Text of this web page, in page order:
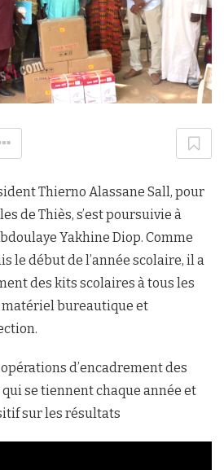
Thierno Alassane Sall, pour
de Thiès, s’est poursuivie à
Yakhine Diop. Comme
le début de l’année scolaire, il a
des kits scolaires à tous les
matériel bureautique et
d’encadrement des
se tiennent chaque année et
sur les résultats